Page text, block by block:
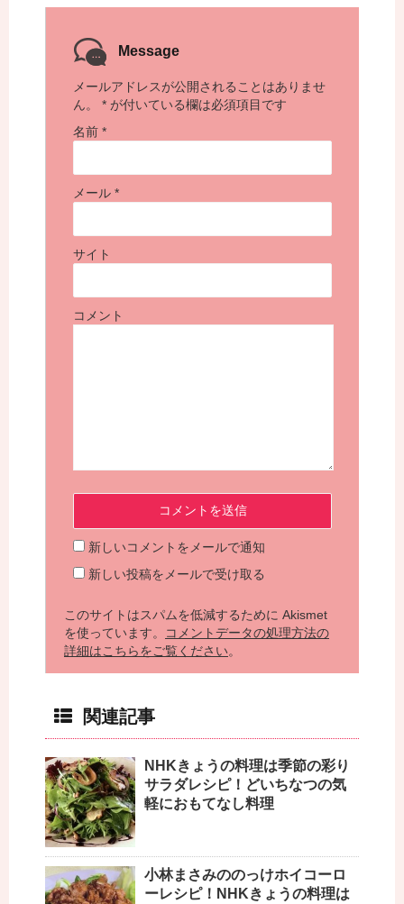
Message
メールアドレスが公開されることはありませ
ん。
* が付いている欄は必須項目です
名前 *
メール *
サイト
コメント
新しいコメントをメールで通知
新しい投稿をメールで受け取る
このサイトはスパムを低減するために Akismet
を使っています。
コメントデータの処理方法の
詳細はこちらをご覧ください。
関連記事
NHKきょうの料理は季節の彩り
サラダレシピ！どいちなつの気
軽におもてなし料理
小林まさみののっけホイコーロ
ーレシピ！NHKきょうの料理は